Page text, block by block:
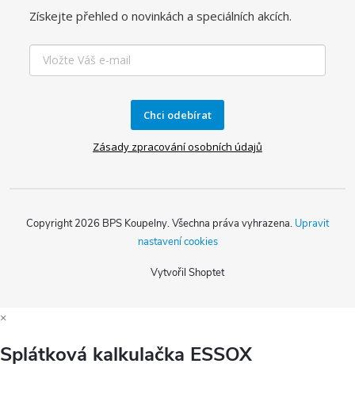
Získejte přehled o novinkách a speciálních akcích.
Chci odebírat
Zásady zpracování osobních údajů
Vytvořil Shoptet
Copyright 2026 BPS Koupelny. Všechna práva vyhrazena. Upravit
nastavení cookies
×
Splátková kalkulačka ESSOX